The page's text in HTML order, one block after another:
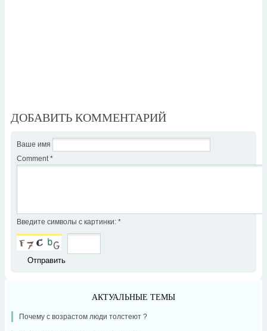
ДОБАВИТЬ КОММЕНТАРИЙ
Ваше имя
Comment *
Введите символы с картинки: *
АКТУАЛЬНЫЕ ТЕМЫ
Почему с возрастом люди толстеют ?